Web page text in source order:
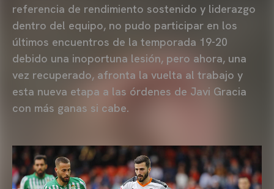
referencia de rendimiento sostenido y liderazgo
dentro del equipo, no pudo participar en los
últimos encuentros de la temporada 19-20
debido una inoportuna lesión, pero ahora, una
vez recuperado, afronta la vuelta al trabajo y
esta nueva etapa a las órdenes de Javi Gracia
con más ganas si cabe.